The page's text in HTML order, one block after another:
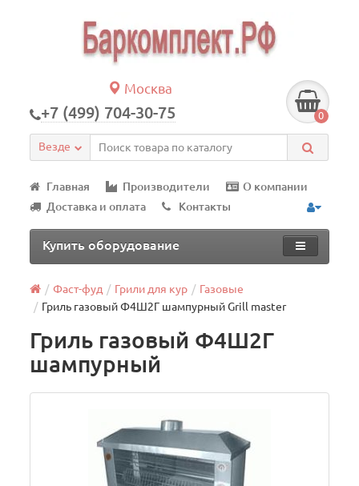
Москва
+7 (499) 704-30-75 0
Везде
Главная Производители
О компании
Доставка и оплата
Контакты
Купить оборудование
Фаст-фуд Грили для кур
Газовые
Гриль газовый Ф4Ш2Г шампурный Grill master
Гриль газовый Ф4Ш2Г
шампурный